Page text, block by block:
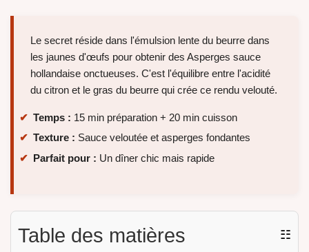
Le secret réside dans l'émulsion lente du beurre dans
les jaunes d'œufs pour obtenir des Asperges sauce
hollandaise onctueuses. C'est l'équilibre entre l'acidité
du citron et le gras du beurre qui crée ce rendu velouté.
Temps : 15 min préparation + 20 min cuisson
Texture : Sauce veloutée et asperges fondantes
Parfait pour : Un dîner chic mais rapide
Table des matières ☷